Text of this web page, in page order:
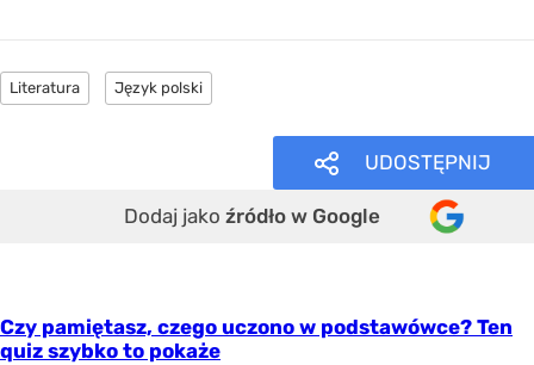
Literatura Język polski
UDOSTĘPNIJ
Dodaj jako źródło w Google
Czy pamiętasz, czego uczono w podstawówce? Ten
quiz szybko to pokaże